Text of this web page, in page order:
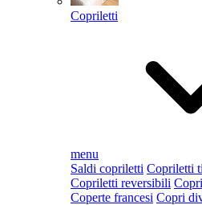
Copriletti
menu
Saldi copriletti Copriletti
Copriletti reversibili
Coperte francesi Copri